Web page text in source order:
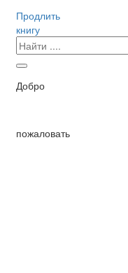
Продлить
книгу
Добро
пожаловать